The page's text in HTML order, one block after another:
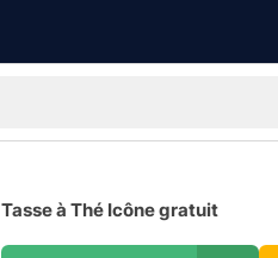
Tasse à Thé Icône gratuit